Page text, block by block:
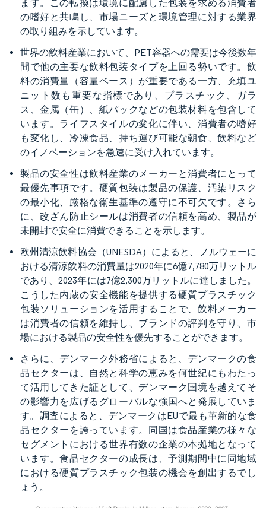
ます。この転換は環境に配慮した包装を求める消費者
の嗜好と共鳴し、市場ニーズと環境管理に対する業界
の取り組みを示しています。
世界の飲料産業において、PET容器への需要は今後数年
間で他の主要な飲料包装タイプを上回る勢いです。飲
料の消費量（容量ベース）が重要である一方、充填ユ
ニット数も重要な指標であり、プラスチック、ガラ
ス、金属（缶）、紙パックなどの包装材料を包含して
います。ライフスタイルの変化に伴い、消費者の嗜好
も変化し、冷凍食品、持ち運び可能な朝食、飲料など
のイノベーションを急速に受け入れています。
製品の安全性は飲料産業のメーカーと消費者にとって
最優先事項です。硬質包装は製品の保護、汚染リスク
の最小化、厳格な衛生基準の遵守に不可欠です。さら
に、改ざん防止シールは消費者の信頼を高め、製品が
未開封で安全に消費できることを示します。
欧州清涼飲料協会（UNESDA）によると、ノルウェーに
おける清涼飲料の消費量は2020年に6億7,780万リットル
であり、2023年には7億2,300万リットルに達しました。
こうした内蔵の安全機能を提供する硬質プラスチック
包装ソリューションを活用することで、飲料メーカー
は消費者の信頼を維持し、ブランドの評判を守り、市
場における製品の安全性を優先することができます。
さらに、デンマーク外務省によると、デンマークの食
品セクターは、自然と科学の恵みを何世紀にもわたっ
て活用してきた証として、デンマーク国境を越えてそ
の影響力を広げるグローバルな強国へと発展していま
す。調査によると、デンマークはEUで最も革新的な食
品セクターを誇っています。同国は食品産業の様々な
セグメントにおける世界有数の企業の本拠地となって
います。食品セクターの成長は、予測期間中に同地域
における硬質プラスチック包装の機会を創出するでし
ょう。